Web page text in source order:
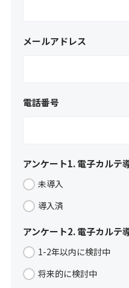
メールアドレス
電話番号
アンケート1. 電子カルテ
未導入
導入済
アンケート2. 電子カルテ
1-2年以内に検討中
将来的に検討中